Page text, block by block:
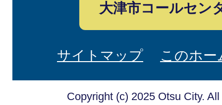
大津市コールセン
サイトマップ このホ
Copyright (c) 2025 Otsu City.